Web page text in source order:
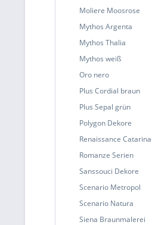
Moliere Moosrose
Mythos Argenta
Mythos Thalia
Mythos weiß
Oro nero
Plus Cordial braun
Plus Sepal grün
Polygon Dekore
Renaissance Catarina
Romanze Serien
Sanssouci Dekore
Scenario Metropol
Scenario Natura
Siena Braunmalerei